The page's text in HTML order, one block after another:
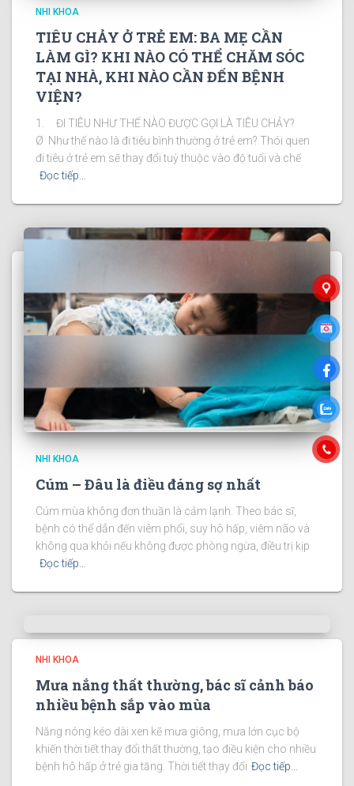
NHI KHOA
TIÊU CHẢY Ở TRẺ EM: BA MẸ CẦN
LÀM GÌ? KHI NÀO CÓ THỂ CHĂM SÓC
TẠI NHÀ, KHI NÀO CẦN ĐẾN BỆNH
VIỆN?
1. ĐI TIÊU NHƯ THẾ NÀO ĐƯỢC GỌI LÀ TIÊU CHẢY?
Ø Như thế nào là đi tiêu bình thường ở trẻ em? Thói quen
đi tiêu ở trẻ em sẽ thay đổi tuỳ thuộc vào độ tuổi và chế
Đọc tiếp…
NHI KHOA
Cúm – Đâu là điều đáng sợ nhất
Cúm mùa không đơn thuần là cảm lạnh. Theo bác sĩ,
bệnh có thể dẫn đến viêm phổi, suy hô hấp, viêm não và
không qua khỏi nếu không được phòng ngừa, điều trị kịp
Đọc tiếp…
NHI KHOA
Mưa nắng thất thường, bác sĩ cảnh báo
nhiều bệnh sắp vào mùa
Nắng nóng kéo dài xen kẽ mưa giông, mưa lớn cục bộ
khiến thời tiết thay đổi thất thường, tạo điều kiện cho nhiều
bệnh hô hấp ở trẻ gia tăng. Thời tiết thay đổi Đọc tiếp…